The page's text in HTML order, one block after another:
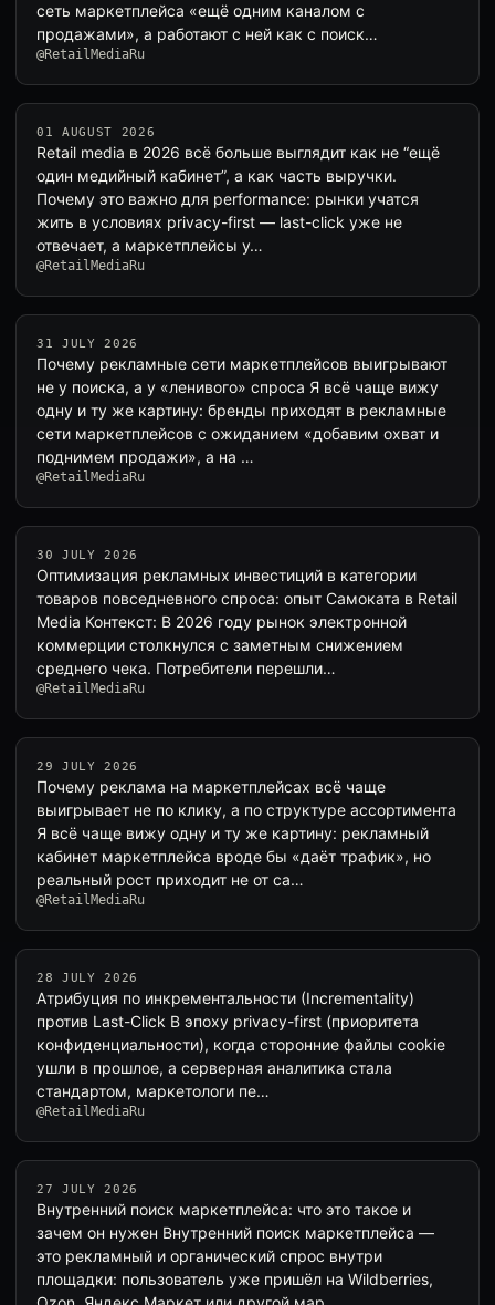
сеть маркетплейса «ещё одним каналом с
продажами», а работают с ней как с поиск…
@RetailMediaRu
01 AUGUST 2026
Retail media в 2026 всё больше выглядит как не “ещё
один медийный кабинет”, а как часть выручки.
Почему это важно для performance: рынки учатся
жить в условиях privacy-first — last-click уже не
отвечает, а маркетплейсы у…
@RetailMediaRu
31 JULY 2026
Почему рекламные сети маркетплейсов выигрывают
не у поиска, а у «ленивого» спроса Я всё чаще вижу
одну и ту же картину: бренды приходят в рекламные
сети маркетплейсов с ожиданием «добавим охват и
поднимем продажи», а на …
@RetailMediaRu
30 JULY 2026
Оптимизация рекламных инвестиций в категории
товаров повседневного спроса: опыт Самоката в Retail
Media Контекст: В 2026 году рынок электронной
коммерции столкнулся с заметным снижением
среднего чека. Потребители перешли…
@RetailMediaRu
29 JULY 2026
Почему реклама на маркетплейсах всё чаще
выигрывает не по клику, а по структуре ассортимента
Я всё чаще вижу одну и ту же картину: рекламный
кабинет маркетплейса вроде бы «даёт трафик», но
реальный рост приходит не от са…
@RetailMediaRu
28 JULY 2026
Атрибуция по инкрементальности (Incrementality)
против Last-Click В эпоху privacy-first (приоритета
конфиденциальности), когда сторонние файлы cookie
ушли в прошлое, а серверная аналитика стала
стандартом, маркетологи пе…
@RetailMediaRu
27 JULY 2026
Внутренний поиск маркетплейса: что это такое и
зачем он нужен Внутренний поиск маркетплейса —
это рекламный и органический спрос внутри
площадки: пользователь уже пришёл на Wildberries,